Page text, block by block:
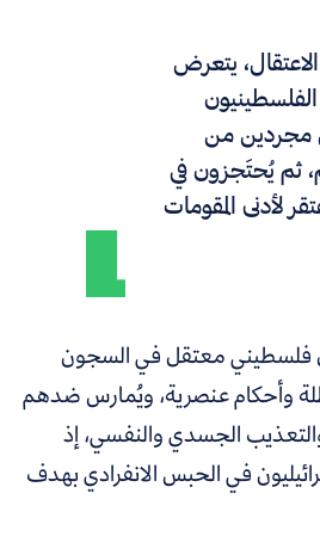
يتعرض
مجردين من
ثم يُحتَجزون في
لأدنى المقومات
معتقل في السجون
وأحكام عنصرية، ويُمارس ضدهم
الجسدي والنفسي، إذ
في الحبس الانفرادي بهدف